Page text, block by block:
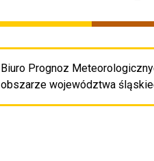
Biuro Prognoz
obszarze województwa